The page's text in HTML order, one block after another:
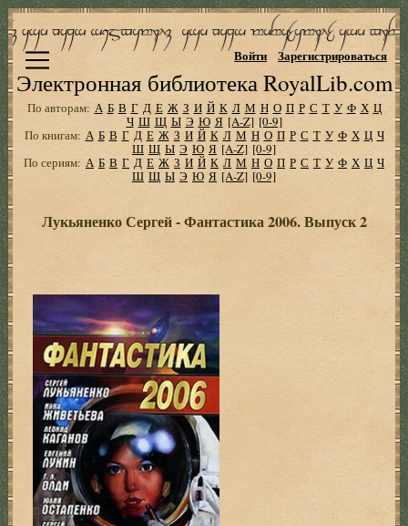
Электронная библиотека RoyalLib.com
Войти Зарегистрироваться
По авторам: А Б В Г Д Е Ж З И Й К Л М Н О П Р С Т У Ф Х Ц
Ч Ш Щ Ы Э Ю Я [A-Z] [0-9]
По книгам: А Б В Г Д Е Ж З И Й К Л М Н О П Р С Т У Ф Х Ц Ч
Ш Щ Ы Э Ю Я [A-Z] [0-9]
По сериям: А Б В Г Д Е Ж З И Й К Л М Н О П Р С Т У Ф Х Ц Ч
Ш Щ Ы Э Ю Я [A-Z] [0-9]
Лукьяненко Сергей - Фантастика 2006. Выпуск 2